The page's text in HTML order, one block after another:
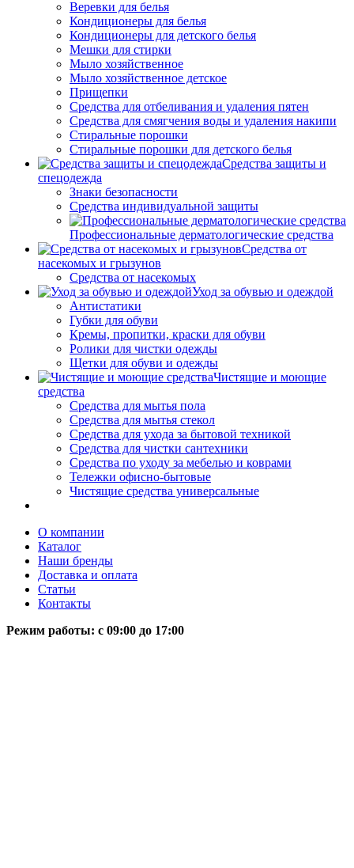
Веревки для белья
Кондиционеры для белья
Кондиционеры для детского белья
Мешки для стирки
Мыло хозяйственное
Мыло хозяйственное детское
Прищепки
Средства для отбеливания и удаления пятен
Средства для смягчения воды и удаления накипи
Стиральные порошки
Стиральные порошки для детского белья
Средства защиты и
спецодежда
Знаки безопасности
Средства индивидуальной защиты
Профессиональные дерматологические средства
Средства от
насекомых и грызунов
Средства от насекомых
Уход за обувью и одеждой
Антистатики
Губки для обуви
Кремы, пропитки, краски для обуви
Ролики для чистки одежды
Щетки для обуви и одежды
Чистящие и моющие
средства
Средства для мытья пола
Средства для мытья стекол
Средства для ухода за бытовой техникой
Средства для чистки сантехники
Средства по уходу за мебелью и коврами
Тележки офисно-бытовые
Чистящие средства универсальные
О компании
Каталог
Наши бренды
Доставка и оплата
Статьи
Контакты
Режим работы: c 09:00 до 17:00